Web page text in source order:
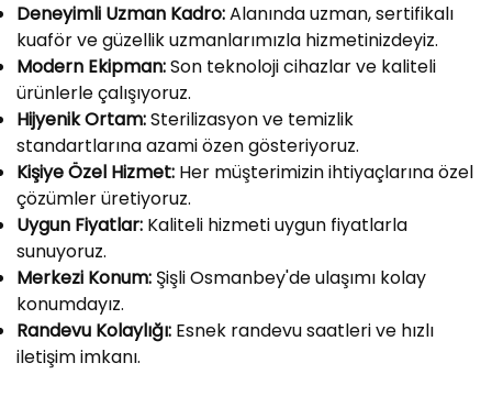
Deneyimli Uzman Kadro:Alanında uzman, sertifikalı
kuaför ve güzellik uzmanlarımızla hizmetinizdeyiz.
Modern Ekipman:Son teknoloji cihazlar ve kaliteli
ürünlerle çalışıyoruz.
Hijyenik Ortam:Sterilizasyon ve temizlik
standartlarına azami özen gösteriyoruz.
Kişiye Özel Hizmet: Her müşterimizin ihtiyaçlarına özel
çözümler üretiyoruz.
Uygun Fiyatlar: Kaliteli hizmeti uygun fiyatlarla
sunuyoruz.
Merkezi Konum: Şişli Osmanbey'de ulaşımı kolay
konumdayız.
Randevu Kolaylığı: Esnek randevu saatleri ve hızlı
iletişim imkanı.